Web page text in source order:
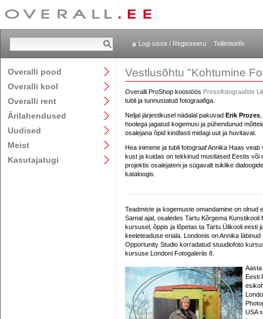
Logi sisse / Registreeru Tellimisinfo
Overalli pood
Overalli kool
Overalli rent
Ärilahendused
Uudised
Meist
Kasutajatugi
Vestlusõhtu "Kohtumine
Overalli ProShop koostöös Pressifotograafide
tubli ja tunnustatud fotograafiga.
Neljal järjestikusel nädalal pakuvad Erik Prozes
hoolega jagatud kogemusi ja pühendunud
osalejana õpid kindlasti midagi uut ja huvitavat.
Hea inimene ja tubli fotograaf Annika Haas
kust ja kuidas on tekkinud mustlased Eestis või
projektis osalejateni ja sügavalt isiklike
kataloogis.
Teadmiste ja kogemuste omandamine on olnud
Samal ajal, osaledes Tartu Kõrgema Kunstikooli
kursusel, õppis ja lõpetas ta Tartu Ülikooli eesti
keeleteaduse eriala. Londonis on Annika läbinud
Opportunity Studio korradatud stuudiofoto
kursuse Londoni Fotogaleriis 8.
Aasta
Eesti
USA